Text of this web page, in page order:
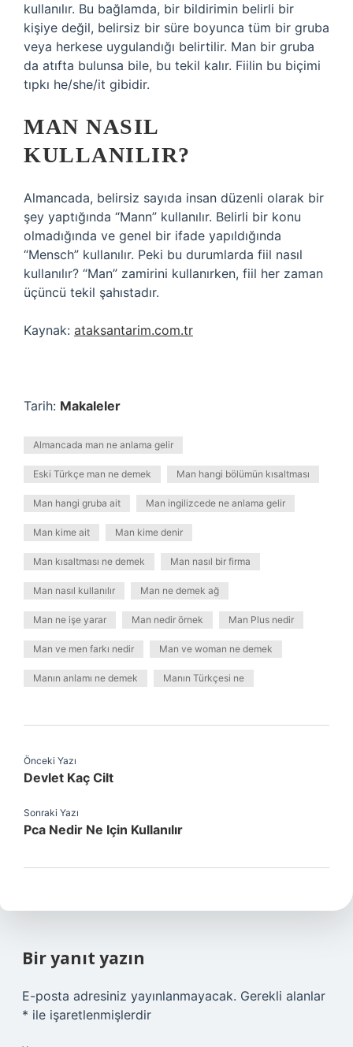
kullanılır. Bu bağlamda, bir bildirimin belirli bir
kişiye değil, belirsiz bir süre boyunca tüm bir gruba
veya herkese uygulandığı belirtilir. Man bir gruba
da atıfta bulunsa bile, bu tekil kalır. Fiilin bu biçimi
tıpkı he/she/it gibidir.
MAN NASIL
KULLANILIR?
Almancada, belirsiz sayıda insan düzenli olarak bir
şey yaptığında “Mann” kullanılır. Belirli bir konu
olmadığında ve genel bir ifade yapıldığında
“Mensch” kullanılır. Peki bu durumlarda fiil nasıl
kullanılır? “Man” zamirini kullanırken, fiil her zaman
üçüncü tekil şahıstadır.
Kaynak: ataksantarim.com.tr
Tarih: Makaleler
Almancada man ne anlama gelir
Eski Türkçe man ne demek Man hangi bölümün kısaltması
Man hangi gruba ait Man ingilizcede ne anlama gelir
Man kime ait Man kime denir
Man kısaltması ne demek Man nasıl bir firma
Man nasıl kullanılır Man ne demek ağ
Man ne işe yarar Man nedir örnek Man Plus nedir
Man ve men farkı nedir Man ve woman ne demek
Manın anlamı ne demek Manın Türkçesi ne
Önceki Yazı
Devlet Kaç Cilt
Sonraki Yazı
Pca Nedir Ne Için Kullanılır
Bir yanıt yazın
E-posta adresiniz yayınlanmayacak. Gerekli alanlar
* ile işaretlenmişlerdir